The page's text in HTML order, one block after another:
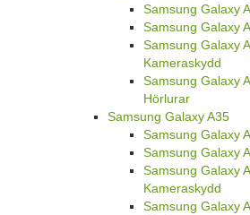
Samsung Galaxy
Samsung Galaxy
Samsung Galaxy
Kameraskydd
Samsung Galaxy
Hörlurar
Samsung Galaxy A35
Samsung Galaxy
Samsung Galaxy
Samsung Galaxy
Kameraskydd
Samsung Galaxy